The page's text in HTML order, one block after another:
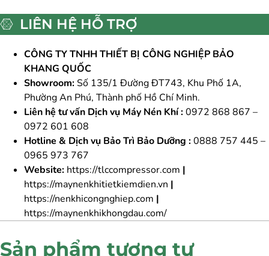
LIÊN HỆ HỖ TRỢ
CÔNG TY TNHH THIẾT BỊ CÔNG NGHIỆP BẢO
KHANG QUỐC
Showroom:Số 135/1 Đường ĐT743, Khu Phố 1A,
Phường An Phú, Thành phố Hồ Chí Minh.
Liên hệ tư vấn Dịch vụ Máy Nén Khí :0972 868 867 –
0972 601 608
Hotline & Dịch vụ Bảo Trì Bảo Dưỡng :0888 757 445 –
0965 973 767
Website: https://tlccompressor.com |
https://maynenkhitietkiemdien.vn |
https://nenkhicongnghiep.com |
https://maynenkhikhongdau.com/
Sản phẩm tương tự